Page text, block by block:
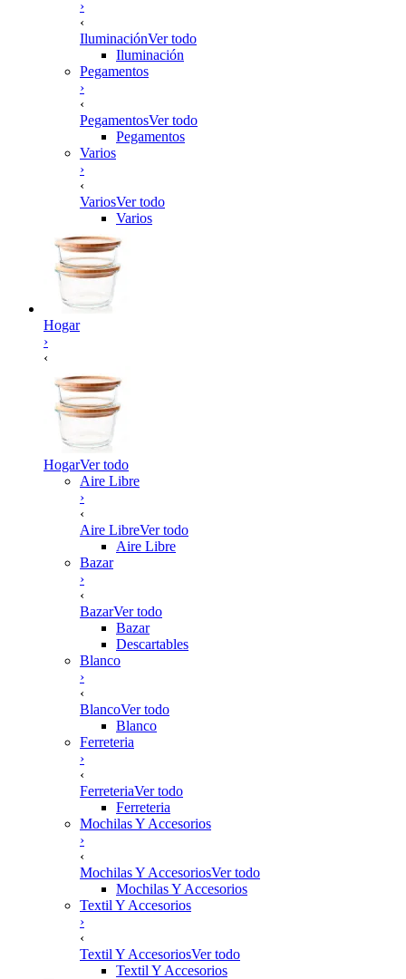
›
‹
IluminaciónVer todo
Iluminación
Pegamentos
›
‹
PegamentosVer todo
Pegamentos
Varios
›
‹
VariosVer todo
Varios
Hogar
›
‹
HogarVer todo
Aire Libre
›
‹
Aire LibreVer todo
Aire Libre
Bazar
›
‹
BazarVer todo
Bazar
Descartables
Blanco
›
‹
BlancoVer todo
Blanco
Ferreteria
›
‹
FerreteriaVer todo
Ferreteria
Mochilas Y Accesorios
›
‹
Mochilas Y AccesoriosVer todo
Mochilas Y Accesorios
Textil Y Accesorios
›
‹
Textil Y AccesoriosVer todo
Textil Y Accesorios